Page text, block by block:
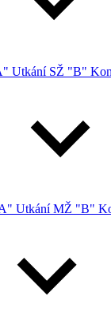
Utkání SŽ "B"
Utkání MŽ "B"